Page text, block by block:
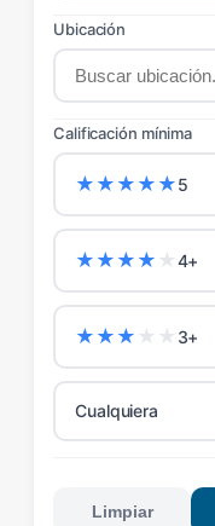
Ubicación
Calificación mínima
★ ★ ★ ★ ★5
★ ★ ★ ★ ★4+
★ ★ ★ ★ ★ 3+
Cualquiera
Limpiar